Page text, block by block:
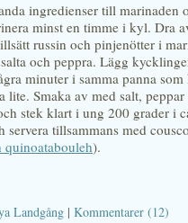
ingredienser till marinaden
minst en timme i kyl. Dra
russin och pinjenötter i
och peppra. Lägg
minuter i samma panna
lite. Smaka av med salt,
stek klart i ung 200 grader i
servera tillsammans med
quinoatabouleh).
Landgång | Kommentarer (12)